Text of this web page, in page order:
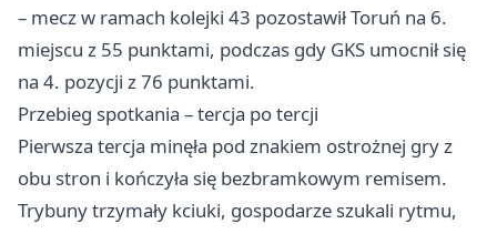
– mecz w ramach kolejki 43 pozostawił Toruń na 6.
miejscu z 55 punktami, podczas gdy GKS umocnił się
na 4. pozycji z 76 punktami.
Przebieg spotkania – tercja po tercji
Pierwsza tercja minęła pod znakiem ostrożnej gry z
obu stron i kończyła się bezbramkowym remisem.
Trybuny trzymały kciuki, gospodarze szukali rytmu,